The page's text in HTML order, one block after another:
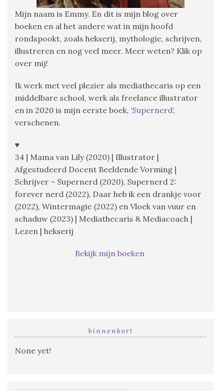
Mijn naam is Emmy. En dit is mijn blog over
boeken en al het andere wat in mijn hoofd
rondspookt, zoals hekserij, mythologie, schrijven,
illustreren en nog veel meer. Meer weten? Klik op
over mij!
Ik werk met veel plezier als mediathecaris op een
middelbare school, werk als freelance illustrator
en in 2020 is mijn eerste boek, ‘Supernerd‘,
verschenen.
♥
34 | Mama van Lily (2020) | Illustrator |
Afgestudeerd Docent Beeldende Vorming |
Schrijver – Supernerd (2020), Supernerd 2:
forever nerd (2022), Daar heb ik een drankje voor
(2022), Wintermagie (2022) en Vloek van vuur en
schaduw (2023) | Mediathecaris & Mediacoach |
Lezen | hekserij
Bekijk mijn boeken
binnenkort
None yet!